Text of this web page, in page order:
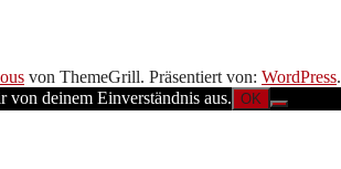
von ThemeGrill. Präsentiert von: WordPress.
von deinem Einverständnis aus. OK